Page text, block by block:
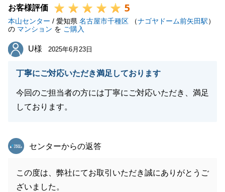
お客様評価 5
本山センター / 愛知県 名古屋市千種区 （ナゴヤドーム前矢田駅）
の マンション を ご購入
U様
U様 2025年6月23日
丁寧にご対応いただき満足しております
今回のご担当者の方には丁寧にご対応いただき、満足
しております。
東急リバブル
センターからの返答
この度は、弊社にてお取引いただき誠にありがとうご
ざいました。